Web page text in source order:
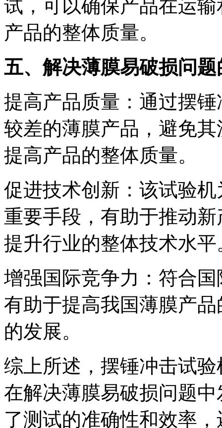
试，可以确保产品在运
产品的整体质量。
五、解决薄膜易破损问题
提高产品质量：通过摆
较差的薄膜产品，避免
提高产品的整体质量。
促进技术创新：该试验
重要手段，有助于推动
提升行业的整体技术水平
增强国际竞争力：符合
有助于提高我国薄膜产
的发展。
综上所述，摆锤冲击试
在解决薄膜易破损问题
了测试的准确性和效率